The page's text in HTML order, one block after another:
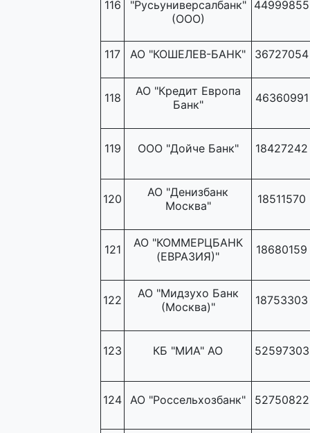
116
"Русьуниверсалбанк"
(ООО)
44999855
117 АО "КОШЕЛЕВ-БАНК" 36727054
118
АО "Кредит Европа
Банк"
46360991
119 ООО "Дойче Банк" 18427242
120
АО "Денизбанк
Москва"
18511570
121
АО "КОММЕРЦБАНК
(ЕВРАЗИЯ)"
18680159
122
АО "Мидзухо Банк
(Москва)"
18753303
123 КБ "МИА" АО 52597303
124 АО "Россельхозбанк" 52750822